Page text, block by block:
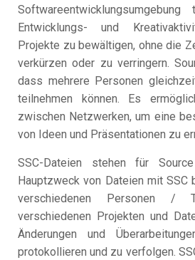
Entwicklungs- und
Projekte zu bewältigen, ohne die
verkürzen oder zu verringern.
dass mehrere Personen
teilnehmen können. Es
zwischen Netzwerken, um eine
von Ideen und Präsentationen zu
SSC-Dateien stehen für
Hauptzweck von Dateien mit SSC
verschiedenen Personen /
verschiedenen Projekten und
Änderungen und
protokollieren und zu verfolgen.